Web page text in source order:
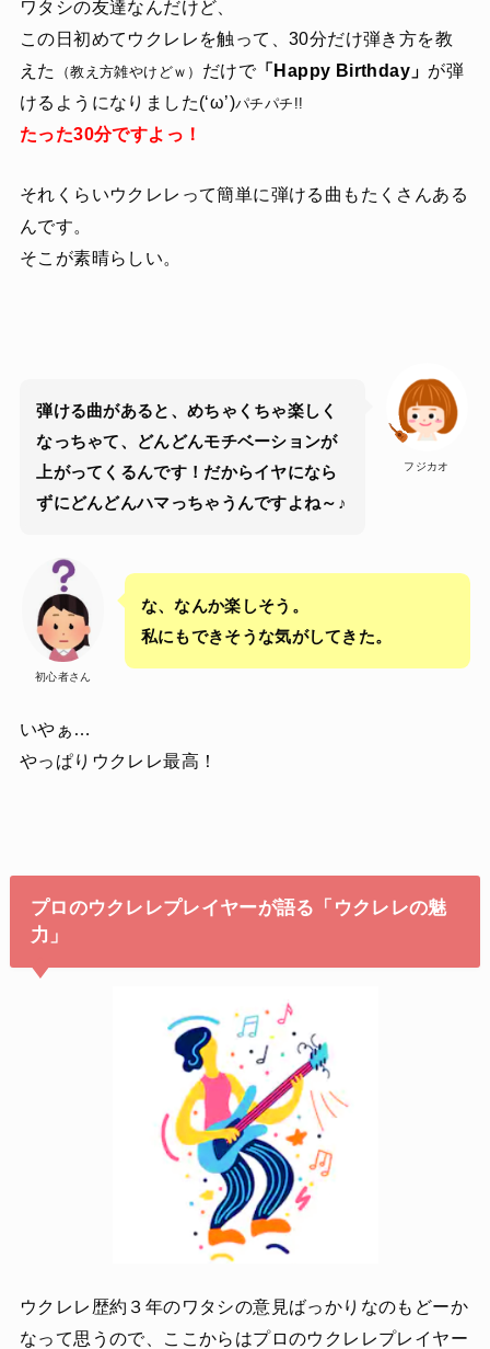
ワタシの友達なんだけど、
この日初めてウクレレを触って、30分だけ弾き方を教
えた
（教え方雑やけどｗ） だけで「Happy Birthday」 が弾
けるようになりました(‘ω’)パチパチ!!
たった30分ですよっ！
それくらいウクレレって簡単に弾ける曲もたくさんある
んです。
そこが素晴らしい。
フジカオ
弾ける曲があると、めちゃくちゃ楽しく
なっちゃて、どんどんモチベーションが
上がってくるんです！だからイヤになら
ずにどんどんハマっちゃうんですよね～♪
初心者さん
な、なんか楽しそう。
私にもできそうな気がしてきた。
いやぁ…
やっぱりウクレレ最高！
プロのウクレレプレイヤーが語る「ウクレレの魅
力」
ウクレレ歴約３年のワタシの意見ばっかりなのもどーか
なって思うので、ここからはプロのウクレレプレイヤー